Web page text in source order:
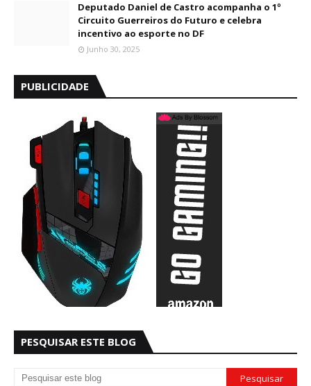
Deputado Daniel de Castro acompanha o 1º
Circuito Guerreiros do Futuro e celebra
incentivo ao esporte no DF
Junho 30, 2025
PUBLICIDADE
PESQUISAR ESTE BLOG